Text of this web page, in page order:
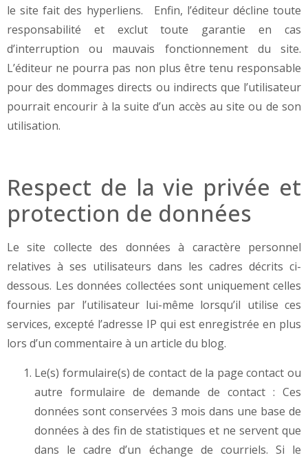
le site fait des hyperliens. Enfin, l’éditeur décline toute
responsabilité et exclut toute garantie en cas
d’interruption ou mauvais fonctionnement du site.
L’éditeur ne pourra pas non plus être tenu responsable
pour des dommages directs ou indirects que l’utilisateur
pourrait encourir à la suite d’un accès au site ou de son
utilisation.
Respect de la vie privée et
protection de données
Le site collecte des données à caractère personnel
relatives à ses utilisateurs dans les cadres décrits ci-
dessous. Les données collectées sont uniquement celles
fournies par l’utilisateur lui-même lorsqu’il utilise ces
services, excepté l’adresse IP qui est enregistrée en plus
lors d’un commentaire à un article du blog.
Le(s) formulaire(s) de contact de la page contact ou
autre formulaire de demande de contact : Ces
données sont conservées 3 mois dans une base de
données à des fin de statistiques et ne servent que
dans le cadre d’un échange de courriels. Si le